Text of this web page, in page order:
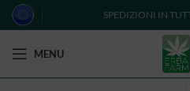
SPEDIZIONI IN
MENU